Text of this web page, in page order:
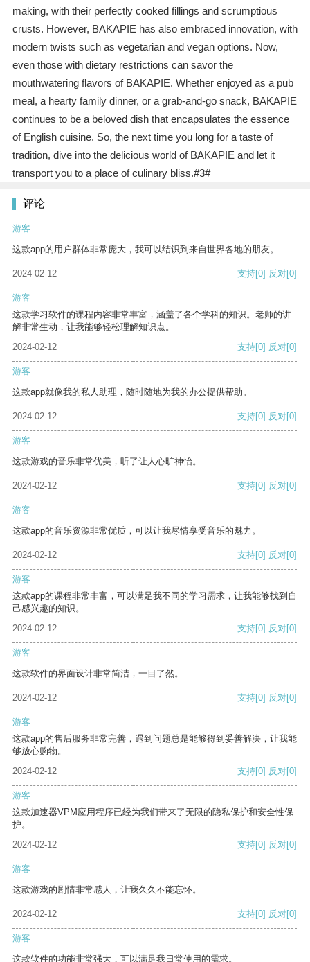
making, with their perfectly cooked fillings and scrumptious
crusts. However, BAKAPIE has also embraced innovation, with
modern twists such as vegetarian and vegan options. Now,
even those with dietary restrictions can savor the
mouthwatering flavors of BAKAPIE. Whether enjoyed as a pub
meal, a hearty family dinner, or a grab-and-go snack, BAKAPIE
continues to be a beloved dish that encapsulates the essence
of English cuisine. So, the next time you long for a taste of
tradition, dive into the delicious world of BAKAPIE and let it
transport you to a place of culinary bliss.#3#
评论
游客
这款app的用户群体非常庞大，我可以结识到来自世界各地的朋友。
2024-02-12 支持[0] 反对[0]
游客
这款学习软件的课程内容非常丰富，涵盖了各个学科的知识。老师的讲
解非常生动，让我能够轻松理解知识点。
2024-02-12
支持[0] 反对[0]
游客
这款app就像我的私人助理，随时随地为我的办公提供帮助。
2024-02-12 支持[0] 反对[0]
游客
这款游戏的音乐非常优美，听了让人心旷神怡。
2024-02-12 支持[0] 反对[0]
游客
这款app的音乐资源非常优质，可以让我尽情享受音乐的魅力。
2024-02-12 支持[0] 反对[0]
游客
这款app的课程非常丰富，可以满足我不同的学习需求，让我能够找到自
己感兴趣的知识。
2024-02-12
支持[0] 反对[0]
游客
这款软件的界面设计非常简洁，一目了然。
2024-02-12 支持[0] 反对[0]
游客
这款app的售后服务非常完善，遇到问题总是能够得到妥善解决，让我能
够放心购物。
2024-02-12
支持[0] 反对[0]
游客
这款加速器VPM应用程序已经为我们带来了无限的隐私保护和安全性保
护。
2024-02-12
支持[0] 反对[0]
游客
这款游戏的剧情非常感人，让我久久不能忘怀。
2024-02-12 支持[0] 反对[0]
游客
这款软件的功能非常强大，可以满足我日常使用的需求。